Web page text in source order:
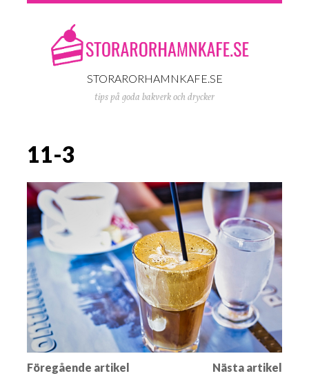
STORARORHAMNKAFE.SE
tips på goda bakverk och drycker
11-3